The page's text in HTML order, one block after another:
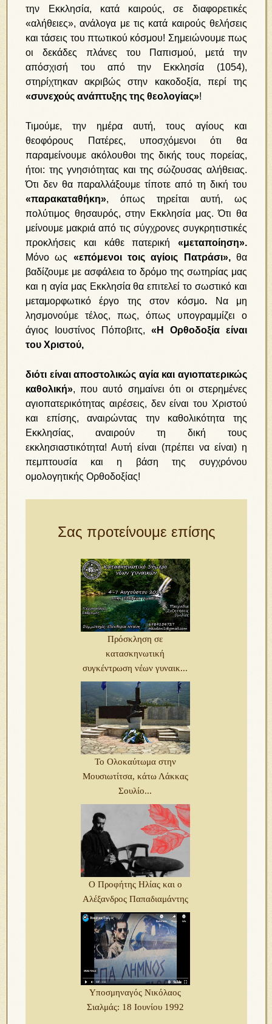
την Εκκλησία, κατά καιρούς, σε διαφορετικές
«αλήθειες», ανάλογα με τις κατά καιρούς θελήσεις
και τάσεις του πτωτικού κόσμου! Σημειώνουμε πως
οι δεκάδες πλάνες του Παπισμού, μετά την
απόσχισή του από την Εκκλησία (1054),
στηρίχτηκαν ακριβώς στην κακοδοξία, περί της
«συνεχούς ανάπτυξης της θεολογίας»!
Τιμούμε, την ημέρα αυτή, τους αγίους και
θεοφόρους Πατέρες, υποσχόμενοι ότι θα
παραμείνουμε ακόλουθοι της δικής τους πορείας,
ήτοι: της γνησιότητας και της σώζουσας αλήθειας.
Ότι δεν θα παραλλάξουμε τίποτε από τη δική του
«παρακαταθήκη», όπως τηρείται αυτή, ως
πολύτιμος θησαυρός, στην Εκκλησία μας. Ότι θα
μείνουμε μακριά από τις σύγχρονες συγκρητιστικές
προκλήσεις και κάθε πατερική «μεταποίηση».
Μόνο ως «επόμενοι τοις αγίοις Πατράσι»,θα
βαδίζουμε με ασφάλεια το δρόμο της σωτηρίας μας
και η αγία μας Εκκλησία θα επιτελεί το σωστικό και
μεταμορφωτικό έργο της στον κόσμο.
Να μη
λησμονούμε τέλος, πως, όπως υπογραμμίζει ο
άγιος Ιουστίνος Πόποβιτς, «Η Ορθοδοξία είναι
του Χριστού,
διότι είναι αποστολικώς αγία και αγιοπατερικώς
καθολική», που αυτό σημαίνει ότι οι στερημένες
αγιοπατερικότητας αιρέσεις, δεν είναι του Χριστού
και επίσης, αναιρώντας την καθολικότητα της
Εκκλησίας, αναιρούν τη δική τους
εκκλησιαστικότητα! Αυτή είναι (πρέπει να είναι) η
πεμπτουσία και η βάση της συγχρόνου
ομολογητικής Ορθοδοξίας!
Σας προτείνουμε επίσης
Πρόσκληση σε
κατασκηνωτική
συγκέντρωση νέων γυναικ...
Το Ολοκαύτωμα στην
Μουσιωτίτσα, κάτω Λάκκας
Σουλίο...
Ο Προφήτης Ηλίας και ο
Αλέξανδρος Παπαδιαμάντης
Υποσμηναγός Νικόλαος
Σιαλμάς: 18 Ιουνίου 1992